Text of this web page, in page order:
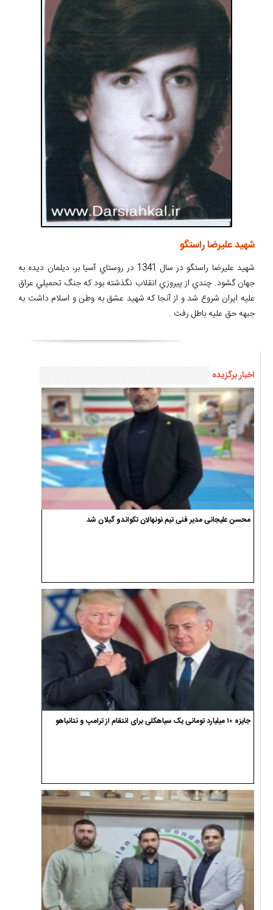
شهيد عليرضا راستگو
شهيد عليرضا راستگو در سال 1341 در روستاي آسيا بر، ديلمان ديده به
جهان گشود. چندي از پيروزي انقلاب نگذشته بود که جنگ تحميلي عراق
عليه ايران شروع شد و از آنجا که شهيد عشق به وطن و اسلام داشت به
جبهه حق عليه باطل رفت .
اخبار برگزیده
محسن علیجانی مدیر فنی تیم نونهالان تکواندو گیلان شد
جایزه ۱۰ میلیارد تومانی یک سیاهکلی برای انتقام از ترامپ و نتانیاهو